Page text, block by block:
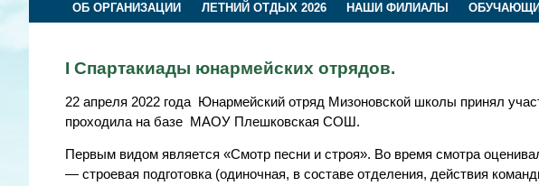
ОБ ОРГАНИЗАЦИИ ЛЕТНИЙ ОТДЫХ 2026 НАШИ ФИЛИАЛЫ
I Спартакиады юнармейских отрядов.
22 апреля 2022 года Юнармейский отряд Мизоновской школы принял
проходила на базе МАОУ Плешковская СОШ.
Первым видом является «Смотр песни и строя». Во время смотра
— строевая подготовка (одиночная, в составе отделения, действия